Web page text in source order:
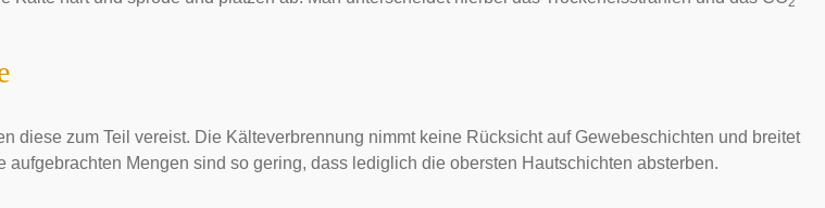
diese zum Teil vereist. Die Kälteverbrennung nimmt keine Rücksicht auf Gewebeschichten und breitet
aufgebrachten Mengen sind so gering, dass lediglich die obersten Hautschichten absterben.